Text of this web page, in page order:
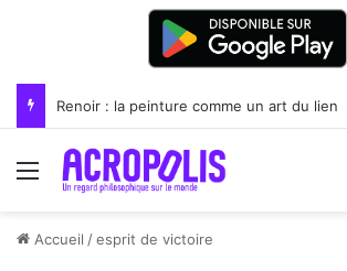
Renoir : la peinture comme un art du lien
Menu
Accueil /esprit de victoire